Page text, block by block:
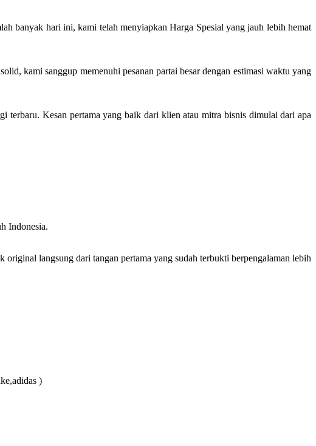
banyak hari ini, kami telah menyiapkan Harga Spesial yang jauh lebih hemat
kami sanggup memenuhi pesanan partai besar dengan estimasi waktu yang
Kesan pertama yang baik dari klien atau mitra bisnis dimulai dari apa
Indonesia.
langsung dari tangan pertama yang sudah terbukti berpengalaman lebih
)